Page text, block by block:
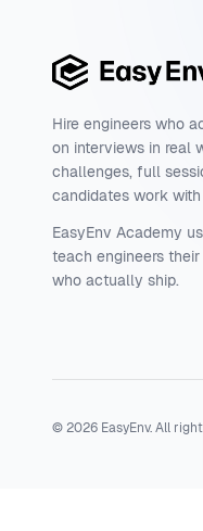
Hire engineers who
on interviews in real
challenges, full
candidates work with
EasyEnv Academy
teach engineers
who actually ship.
©2026 EasyEnv. All